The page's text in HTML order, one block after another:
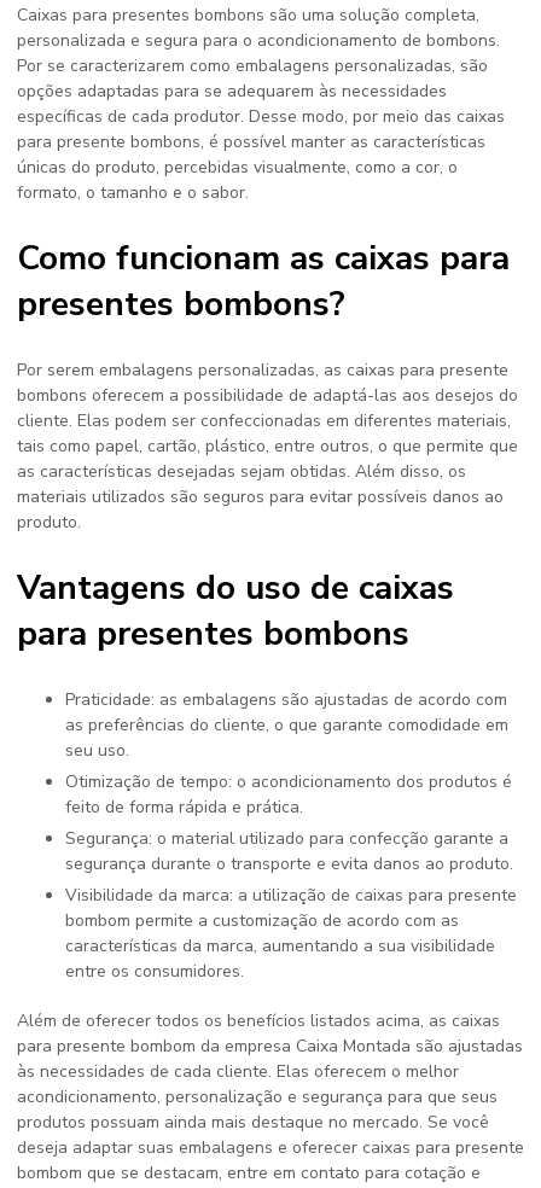
Caixas para presentes bombons são uma solução completa,
personalizada e segura para o acondicionamento de bombons.
Por se caracterizarem como embalagens personalizadas, são
opções adaptadas para se adequarem às necessidades
específicas de cada produtor. Desse modo, por meio das caixas
para presente bombons, é possível manter as características
únicas do produto, percebidas visualmente, como a cor, o
formato, o tamanho e o sabor.
Como funcionam as caixas para
presentes bombons?
Por serem embalagens personalizadas, as caixas para presente
bombons oferecem a possibilidade de adaptá-las aos desejos do
cliente. Elas podem ser confeccionadas em diferentes materiais,
tais como papel, cartão, plástico, entre outros, o que permite que
as características desejadas sejam obtidas. Além disso, os
materiais utilizados são seguros para evitar possíveis danos ao
produto.
Vantagens do uso de caixas
para presentes bombons
Praticidade: as embalagens são ajustadas de acordo com
as preferências do cliente, o que garante comodidade em
seu uso.
Otimização de tempo: o acondicionamento dos produtos é
feito de forma rápida e prática.
Segurança: o material utilizado para confecção garante a
segurança durante o transporte e evita danos ao produto.
Visibilidade da marca: a utilização de caixas para presente
bombom permite a customização de acordo com as
características da marca, aumentando a sua visibilidade
entre os consumidores.
Além de oferecer todos os benefícios listados acima, as caixas
para presente bombom da empresa Caixa Montada são ajustadas
às necessidades de cada cliente. Elas oferecem o melhor
acondicionamento, personalização e segurança para que seus
produtos possuam ainda mais destaque no mercado. Se você
deseja adaptar suas embalagens e oferecer caixas para presente
bombom que se destacam, entre em contato para cotação e